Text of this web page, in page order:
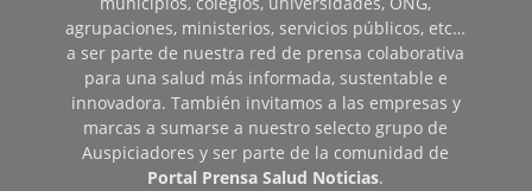
agrupaciones, ministerios, servicios públicos, etc…
a ser parte de nuestra red de prensa colaborativa
para una salud más informada, sustentable e
innovadora. También invitamos a las empresas y
marcas a sumarse a nuestro selecto grupo de
Auspiciadores y ser parte de la comunidad de
Portal Prensa Salud Noticias.